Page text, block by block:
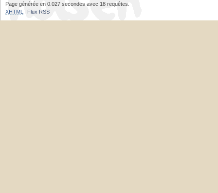
Page générée en 0.027 secondes avec 18 requêtes.
XHTML
Flux RSS